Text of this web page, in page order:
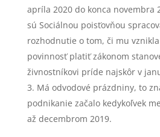
apríla 2020 do konca novembra
sú Sociálnou poisťovňou
rozhodnutie o tom, či mu
povinnosť platiť zákonom
živnostníkovi príde najskôr v
Má odvodové prázdniny, to
podnikanie začalo kedykoľvek
až decembrom 2019.